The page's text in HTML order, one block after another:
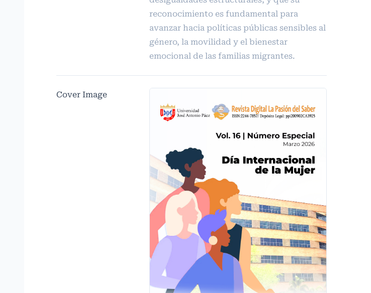
reconocimiento es fundamental para
avanzar hacia políticas públicas sensibles al
género, la movilidad y el bienestar
emocional de las familias migrantes.
Cover Image